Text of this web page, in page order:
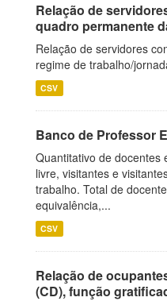
Relação de
quadro permanente
Relação de servidores
regime de trabalho/
CSV
Banco de Professor
Quantitativo de docentes
livre, visitantes e
trabalho. Total de
equivalência,...
CSV
Relação de
(CD), função